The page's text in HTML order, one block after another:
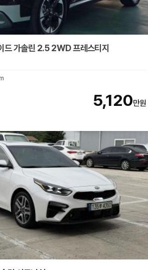
드 가솔린 2.5 2WD 프레스티지
5,120만원